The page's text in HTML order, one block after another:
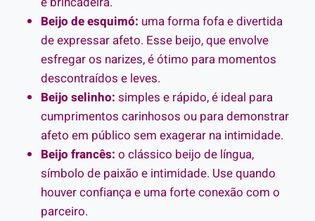
Beijo de esquimó: uma forma fofa e divertida
de expressar afeto. Esse beijo, que envolve
esfregar os narizes, é ótimo para momentos
descontraídos e leves.
Beijo selinho: simples e rápido, é ideal para
cumprimentos carinhosos ou para demonstrar
afeto em público sem exagerar na intimidade.
Beijo francês: o clássico beijo de língua,
símbolo de paixão e intimidade. Use quando
houver confiança e uma forte conexão com o
parceiro.